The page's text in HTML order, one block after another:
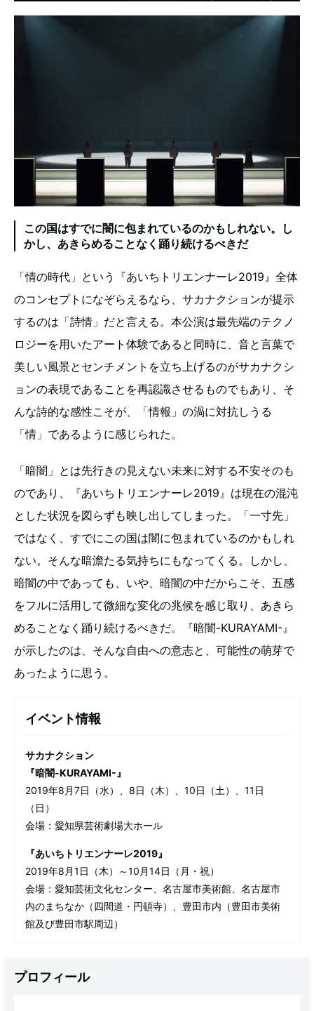
この国はすでに闇に包まれているのかもしれない。し
かし、あきらめることなく踊り続けるべきだ
「情の時代」という『あいちトリエンナーレ2019』全体
のコンセプトになぞらえるなら、サカナクションが提示
するのは「詩情」だと言える。本公演は最先端のテクノ
ロジーを用いたアート体験であると同時に、音と言葉で
美しい風景とセンチメントを立ち上げるのがサカナクシ
ョンの表現であることを再認識させるものでもあり、そ
んな詩的な感性こそが、「情報」の渦に対抗しうる
「情」であるように感じられた。
「暗闇」とは先行きの見えない未来に対する不安そのも
のであり、『あいちトリエンナーレ2019』は現在の混沌
とした状況を図らずも映し出してしまった。「一寸先」
ではなく、すでにこの国は闇に包まれているのかもしれ
ない。そんな暗澹たる気持ちにもなってくる。しかし、
暗闇の中であっても、いや、暗闇の中だからこそ、五感
をフルに活用して微細な変化の兆候を感じ取り、あきら
めることなく踊り続けるべきだ。『暗闇-KURAYAMI-』
が示したのは、そんな自由への意志と、可能性の萌芽で
あったように思う。
イベント情報
サカナクション
『暗闇-KURAYAMI-』
2019年8月7日（水）、8日（木）、10日（土）、11日
（日）
会場：愛知県芸術劇場大ホール
『あいちトリエンナーレ2019』
2019年8月1日（木）～10月14日（月・祝）
会場：愛知芸術文化センター、名古屋市美術館、名古屋市
内のまちなか（四間道・円頓寺）、豊田市内（豊田市美術
館及び豊田市駅周辺）
プロフィール